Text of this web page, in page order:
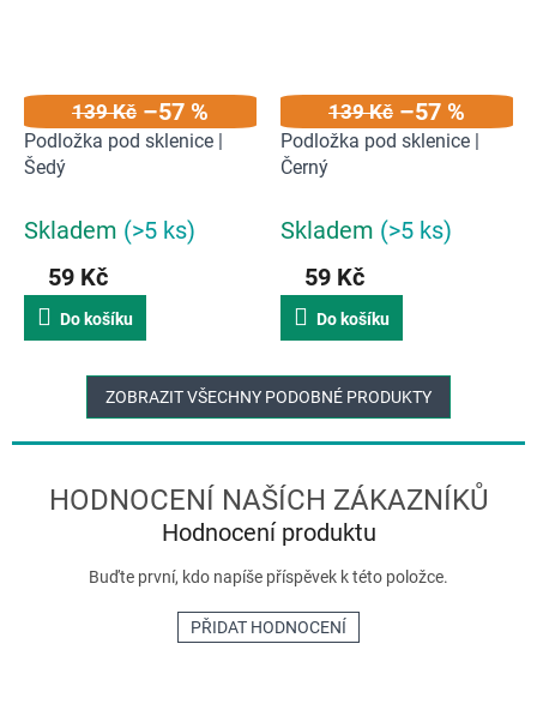
139 Kč –57 %
Podložka pod sklenice |
Šedý
Skladem (>5 ks)
59 Kč
Do košíku
139 Kč –57 %
Podložka pod sklenice |
Černý
Skladem (>5 ks)
59 Kč
Do košíku
ZOBRAZIT VŠECHNY PODOBNÉ PRODUKTY
Hodnocení produktu
Buďte první, kdo napíše příspěvek k této položce.
PŘIDAT HODNOCENÍ